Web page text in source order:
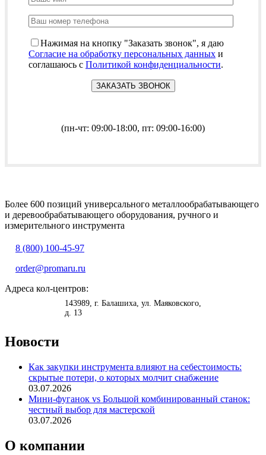
Нажимая на кнопку "Заказать звонок", я даю
Согласие на обработку персональных данных и
соглашаюсь с Политикой конфиденциальности.
(пн-чт: 09:00-18:00, пт: 09:00-16:00)
Более 600 позиций универсального металлообрабатывающего
и деревообрабатывающего оборудования, ручного и
измерительного инструмента
8 (800) 100-45-97
order@promaru.ru
Адреса кол-центров:
143989 , г. Балашиха ул. Маяковского,
д. 13
Новости
Как закупки инструмента влияют на себестоимость:
скрытые потери, о которых молчит снабжение
03.07.2026
Мини-фуганок vs Большой комбинированный станок:
честный выбор для мастерской
03.07.2026
О компании